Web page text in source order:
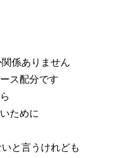
係ありません
ス配分です
ために
と言うけれども